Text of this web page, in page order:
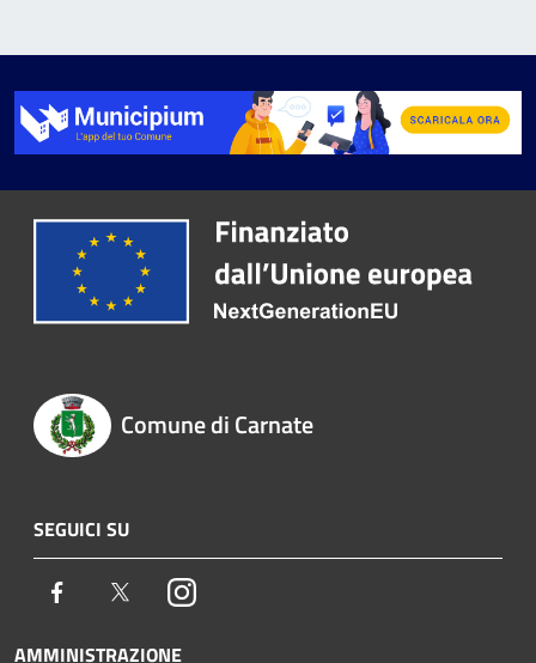
Comune di Carnate
SEGUICI SU
Facebook TwitterInstagram
AMMINISTRAZIONE